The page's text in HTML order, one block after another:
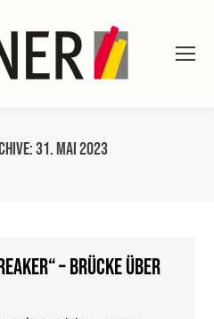
31. Mai 2023
– Brücke über